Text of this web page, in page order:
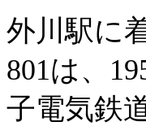
外川駅に
801は、
子電気鉄